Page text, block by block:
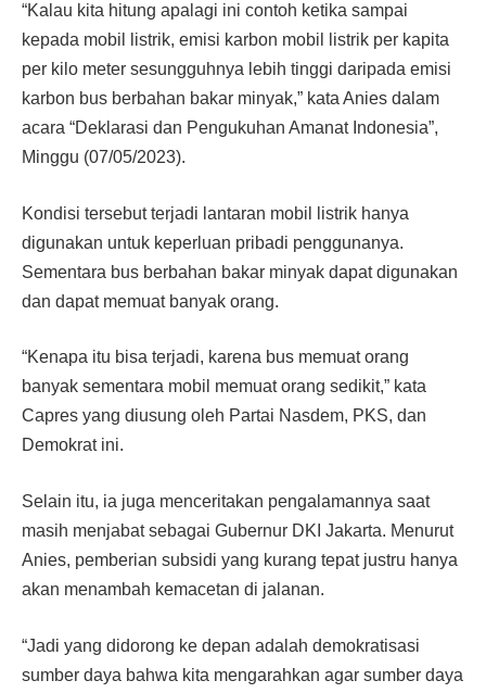
“Kalau kita hitung apalagi ini contoh ketika sampai
kepada mobil listrik, emisi karbon mobil listrik per kapita
per kilo meter sesungguhnya lebih tinggi daripada emisi
karbon bus berbahan bakar minyak,” kata Anies dalam
acara “Deklarasi dan Pengukuhan Amanat Indonesia”,
Minggu (07/05/2023).
Kondisi tersebut terjadi lantaran mobil listrik hanya
digunakan untuk keperluan pribadi penggunanya.
Sementara bus berbahan bakar minyak dapat digunakan
dan dapat memuat banyak orang.
“Kenapa itu bisa terjadi, karena bus memuat orang
banyak sementara mobil memuat orang sedikit,” kata
Capres yang diusung oleh Partai Nasdem, PKS, dan
Demokrat ini.
Selain itu, ia juga menceritakan pengalamannya saat
masih menjabat sebagai Gubernur DKI Jakarta. Menurut
Anies, pemberian subsidi yang kurang tepat justru hanya
akan menambah kemacetan di jalanan.
“Jadi yang didorong ke depan adalah demokratisasi
sumber daya bahwa kita mengarahkan agar sumber daya